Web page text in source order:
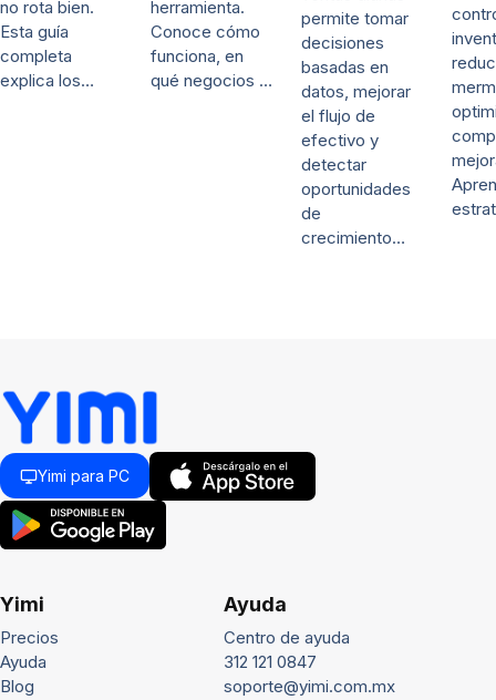
no rota bien.
Esta guía
completa
explica los…
herramienta.
Conoce cómo
funciona, en
qué negocios …
permite tomar
decisiones
basadas en
datos, mejorar
el flujo de
efectivo y
detectar
oportunidades
de
crecimiento…
Yimi para PC
Yimi
Precios
Ayuda
Blog
Ayuda
Centro de ayuda
312 121 0847
soporte@yimi.com.mx